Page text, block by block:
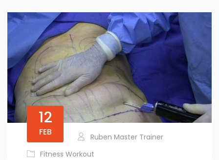
12
FEB
Ruben Master Trainer
Fitness Workout